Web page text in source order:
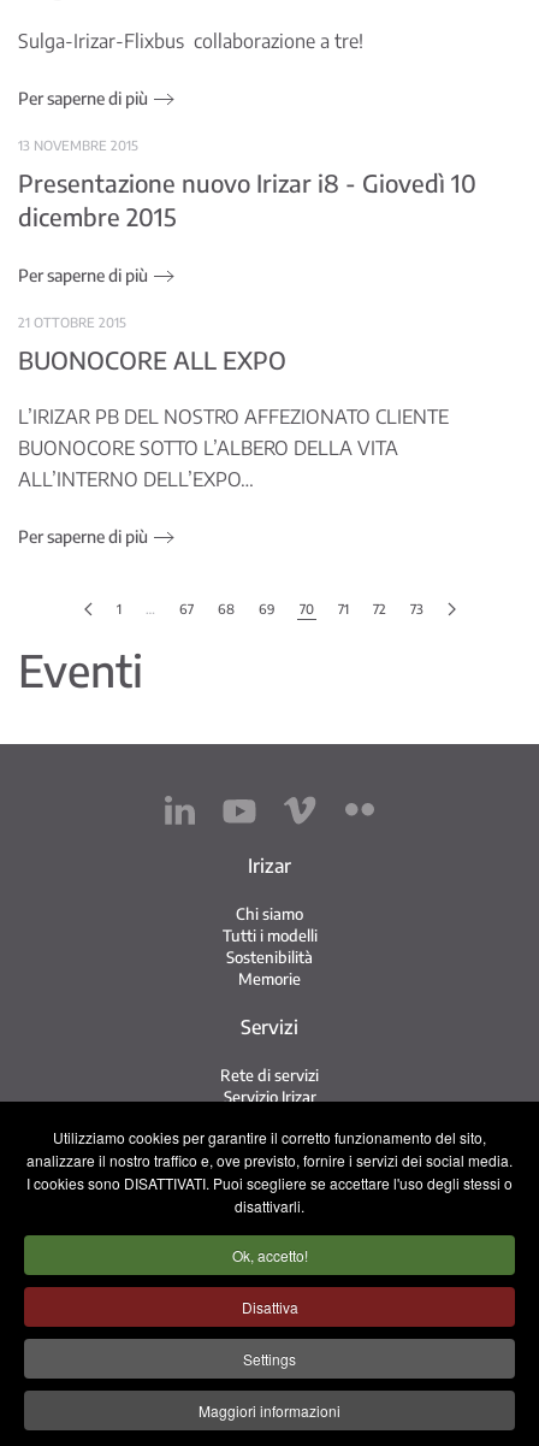
Utilizziamo cookies per garantire il corretto funzionamento del sito,
analizzare il nostro traffico e, ove previsto, fornire i servizi dei social media.
I cookies sono DISATTIVATI. Puoi scegliere se accettare l'uso degli stessi o
disattivarli.
Ok, accetto!
Disattiva
Settings
Maggiori informazioni
Sulga-Irizar-Flixbus collaborazione a tre!
Per saperne di più
13 NOVEMBRE 2015
Presentazione nuovo Irizar i8 - Giovedì 10
dicembre 2015
Per saperne di più
21 OTTOBRE 2015
BUONOCORE ALL EXPO
L’IRIZAR PB DEL NOSTRO AFFEZIONATO CLIENTE
BUONOCORE SOTTO L’ALBERO DELLA VITA
ALL’INTERNO DELL’EXPO…
Per saperne di più
1 … 67 68 69 70 71 72 73
Eventi
Irizar
Chi siamo
Tutti i modelli
Sostenibilità
Memorie
Servizi
Rete di servizi
Servizio Irizar
Usati
Contatto
Contatto
Lavora con noi
Squadra commerciale
Informativa sulla privacy
Politica sui cookie